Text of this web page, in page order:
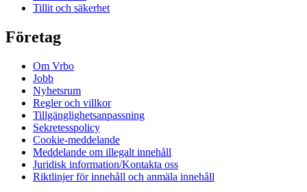
Tillit och säkerhet
Företag
Om Vrbo
Jobb
Nyhetsrum
Regler och villkor
Tillgänglighetsanpassning
Sekretesspolicy
Cookie-meddelande
Meddelande om illegalt innehåll
Juridisk information/Kontakta oss
Riktlinjer för innehåll och anmäla innehåll